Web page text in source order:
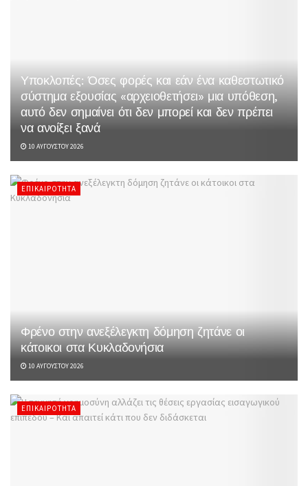
Υποκλοπές: Όσες φορές και εάν ένα καθεστωτικό
σύστημα εξουσίας «αρχειοθετήσει» μια υπόθεση,
αυτό δεν σημαίνει ότι δεν μπορεί και δεν πρέπει
να ανοίξει ξανά
10 ΑΥΓΟΎΣΤΟΥ 2026
ΕΠΙΚΑΙΡΌΤΗΤΑ
Φρένο στην ανεξέλεγκτη δόμηση ζητάνε οι
κάτοικοι στα Κυκλαδονήσια
10 ΑΥΓΟΎΣΤΟΥ 2026
ΕΠΙΚΑΙΡΌΤΗΤΑ